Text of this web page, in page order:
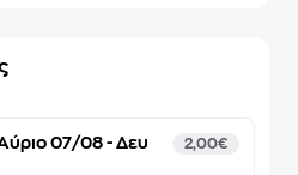
07/08 - Δευ
2,00€